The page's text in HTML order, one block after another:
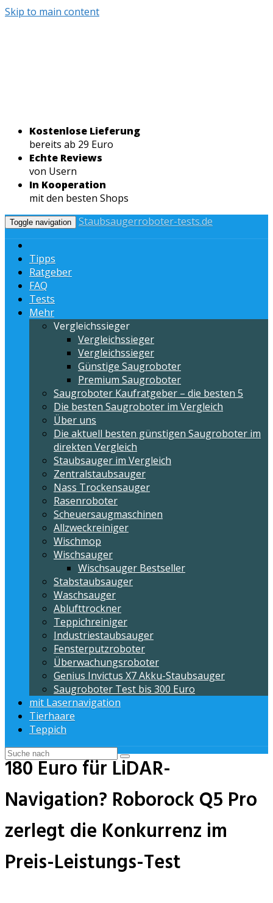
Skip to main content
Kostenlose Lieferung
bereits ab 29 Euro
Echte Reviews
von Usern
In Kooperation
mit den besten Shops
Toggle navigation Staubsaugerroboter-tests.de
Tipps
Ratgeber
FAQ
Tests
Mehr
Vergleichssieger
Vergleichssieger
Vergleichssieger
Günstige Saugroboter
Premium Saugroboter
Saugroboter Kaufratgeber – die besten 5
Die besten Saugroboter im Vergleich
Über uns
Die aktuell besten günstigen Saugroboter im
direkten Vergleich
Staubsauger im Vergleich
Zentralstaubsauger
Nass Trockensauger
Rasenroboter
Scheuersaugmaschinen
Allzweckreiniger
Wischmop
Wischsauger
Wischsauger Bestseller
Stabstaubsauger
Waschsauger
Ablufttrockner
Teppichreiniger
Industriestaubsauger
Fensterputzroboter
Überwachungsroboter
Genius Invictus X7 Akku-Staubsauger
Saugroboter Test bis 300 Euro
mit Lasernavigation
Tierhaare
Teppich
180 Euro für LiDAR-
Navigation? Roborock Q5 Pro
zerlegt die Konkurrenz im
Preis-Leistungs-Test